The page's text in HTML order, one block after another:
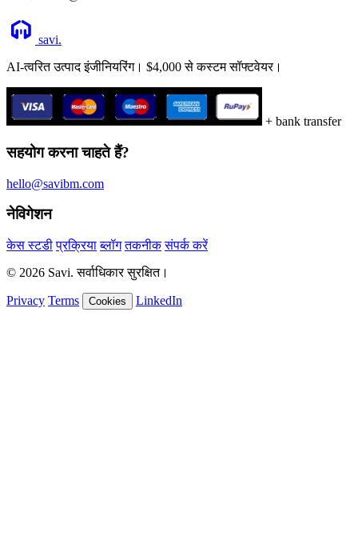
savi.
AI-त्वरित उत्पाद इंजीनियरिंग। $4,000 से कस्टम सॉफ्टवेयर।
+ bank transfer
सहयोग करना चाहते हैं?
hello@savibm.com
नेविगेशन
केस स्टडी प्रक्रिया ब्लॉग तकनीक संपर्क करें
© 2026 Savi. सर्वाधिकार सुरक्षित।
Privacy Terms Cookies LinkedIn